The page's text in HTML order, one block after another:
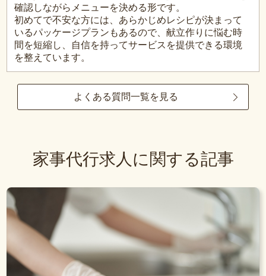
確認しながらメニューを決める形です。
初めてで不安な方には、あらかじめレシピが決まって
いるパッケージプランもあるので、献立作りに悩む時
間を短縮し、自信を持ってサービスを提供できる環境
を整えています。
よくある質問一覧を見る
家事代行求人に関する記事